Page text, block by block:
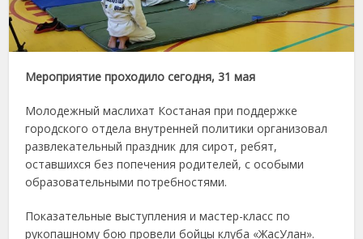
Мероприятие проходило сегодня, 31 мая
Молодежный маслихат Костаная при поддержке
городского отдела внутренней политики организовал
развлекательный праздник для сирот, ребят,
оставшихся без попечения родителей, с особыми
образовательными потребностями.
Показательные выступления и мастер-класс по
рукопашному бою провели бойцы клуба «ЖасУлан».